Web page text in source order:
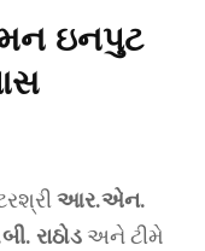
ઇનપુટ
આર.એન.
રાઠોડ અને ટીમે